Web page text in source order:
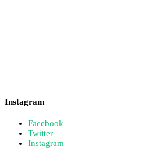
Instagram
Facebook
Twitter
Instagram